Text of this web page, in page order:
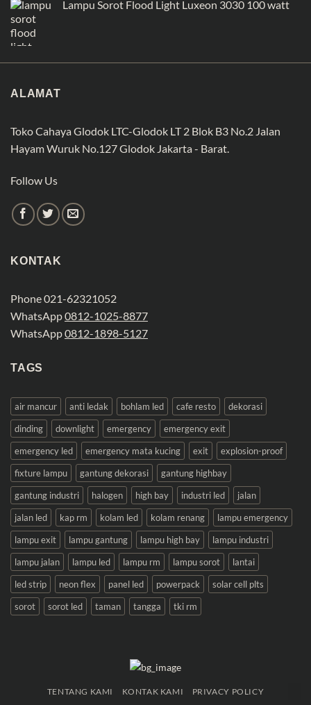
Lampu Sorot Flood Light Luxeon 3030 100 watt
ALAMAT
Toko Cahaya Glodok LTC-Glodok LT 2 Blok B3 No.2 Jalan
Hayam Wuruk No.127 Glodok Jakarta - Barat.
Follow Us
KONTAK
Phone 021-62321052
WhatsApp0812-1025-8877
WhatsApp0812-1898-5127
TAGS
air mancur anti ledak bohlam led cafe resto
dekorasi
dinding
downlight emergency
emergency exit
emergency led
emergency mata kucing exit
explosion-proof
fixture lampu
gantung dekorasi
gantung highbay
gantung industri
halogen high bay industri led
jalan
jalan led
kap rm kolam led kolam renang
lampu emergency
lampu exit
lampu gantung lampu high bay
lampu industri
lampu jalan
lampu led lampu rm lampu sorot
lantai
led strip
neon flex panel led powerpack
solar cell plts
sorot
sorot led taman tangga tki rm
TENTANG KAMI KONTAK KAMI PRIVACY POLICY